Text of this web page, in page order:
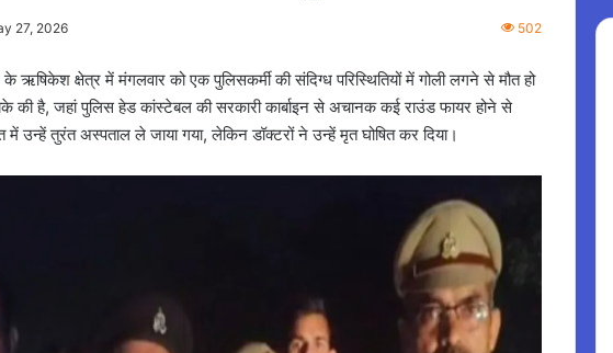
27, 2026 502
ऋषिकेश क्षेत्र में मंगलवार को एक पुलिसकर्मी की संदिग्ध परिस्थितियों में गोली लगने से मौत हो
की है, जहां पुलिस हेड कांस्टेबल की सरकारी कार्बाइन से अचानक कई राउंड फायर होने से
तुरंत अस्पताल ले जाया गया, लेकिन डॉक्टरों ने उन्हें मृत घोषित कर दिया।